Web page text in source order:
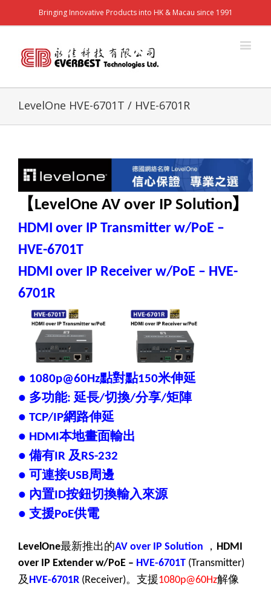
Bringing Innovative Products into HK & Macau since 1991
LevelOne HVE-6701T / HVE-6701R
【LevelOne AV over IP Solution】
HDMI over IP Transmitter w/PoE –
HVE-6701T
HDMI over IP Receiver w/PoE – HVE-
6701R
● 1080p@60Hz點對點150米伸延
● 多功能: 延長/切換/分享/矩陣
● TCP/IP網路伸延
● HDMI本地畫面輸出
● 備有IR 及RS-232
● 可連接USB周邊
● 內置ID按鈕切換輸入來源
● 支援PoE供電
LevelOne最新推出的AV over IP Solution ， HDMI
over IP Extender w/PoE – HVE-6701T (Transmitter)
及 HVE-6701R (Receiver)。支援1080p@60Hz解像